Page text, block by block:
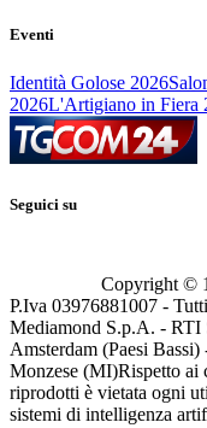
Eventi
Identità Golose 2026
2026L'Artigiano in Fiera
Seguici su
Copyright ©
P.Iva 03976881007 -
Mediamond S.p.A. - RTI
Amsterdam (Paesi
Monzese (MI)Rispetto ai
riprodotti è vietata ogni
sistemi di intelligenza